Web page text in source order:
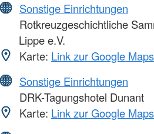
Sonstige Einrichtungen
Rotkreuzgeschichtliche
Lippe e.V.
Karte: Link zur Google
Sonstige Einrichtungen
DRK-Tagungshotel Dunant
Karte: Link zur Google